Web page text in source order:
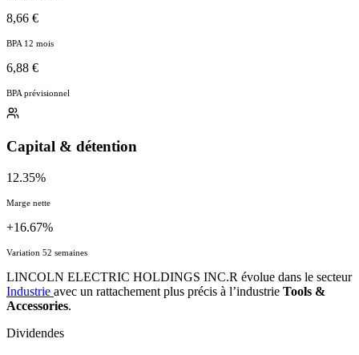
8,66 €
BPA 12 mois
6,88 €
BPA prévisionnel
Capital & détention
12.35%
Marge nette
+16.67%
Variation 52 semaines
LINCOLN ELECTRIC HOLDINGS INC.R évolue dans le secteur
Industrie avec un rattachement plus précis à l’industrie Tools &
Accessories.
Dividendes